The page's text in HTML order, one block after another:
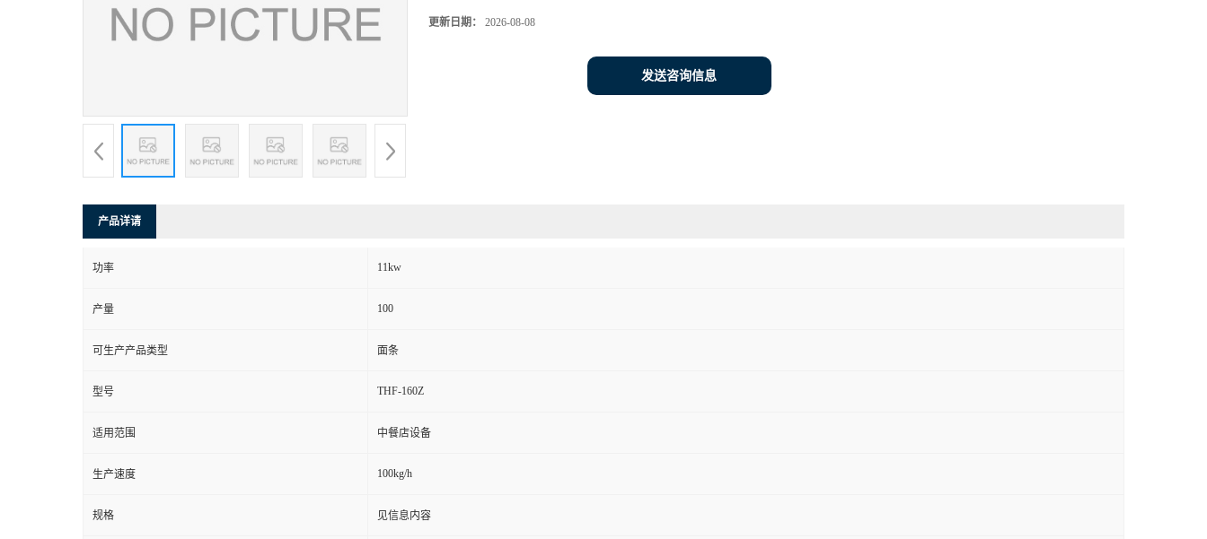
更新日期： 2026-08-08
发送咨询信息
产品详请
功率 11kw
产量 100
可生产产品类型 面条
型号 THF-160Z
适用范围 中餐店设备
生产速度 100kg/h
规格 见信息内容